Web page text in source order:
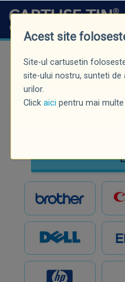
Căutare rapidă (minim 3
Acest site
Site-ul cartusetin
site-ului nostru, sunteti
urilor.
Clickaici pentru mai